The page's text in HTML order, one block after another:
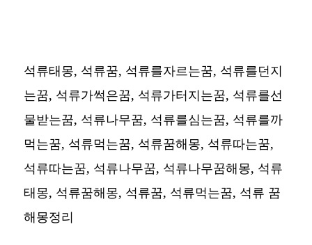
석류태몽, 석류꿈, 석류를자르는꿈, 석류를던지
는꿈, 석류가썩은꿈, 석류가터지는꿈, 석류를선
물받는꿈, 석류나무꿈, 석류를심는꿈, 석류를까
먹는꿈, 석류먹는꿈, 석류꿈해몽, 석류따는꿈,
석류따는꿈, 석류나무꿈, 석류나무꿈해몽, 석류
태몽, 석류꿈해몽, 석류꿈, 석류먹는꿈, 석류 꿈
해몽정리